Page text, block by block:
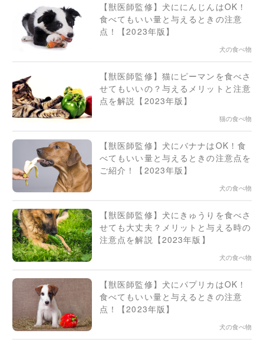
【獣医師監修】犬ににんじんはOK！
食べてもいい量と与えるときの注意
点！【2023年版】
犬の食べ物
【獣医師監修】猫にピーマンを食べさ
せてもいいの？与えるメリットと注意
点を解説【2023年版】
猫の食べ物
【獣医師監修】犬にバナナはOK！食
べてもいい量と与えるときの注意点を
ご紹介！【2023年版】
犬の食べ物
【獣医師監修】犬にきゅうりを食べさ
せても大丈夫？メリットと与える時の
注意点を解説【2023年版】
犬の食べ物
【獣医師監修】犬にパプリカはOK！
食べてもいい量と与えるときの注意
点！【2023年版】
犬の食べ物